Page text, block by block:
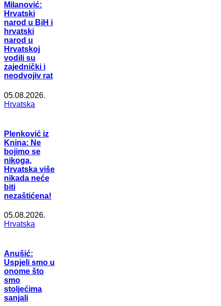
Milanović:
Hrvatski
narod u BiH i
hrvatski
narod u
Hrvatskoj
vodili su
zajednički i
neodvojiv rat
05.08.2026.
Hrvatska
Plenković iz
Knina: Ne
bojimo se
nikoga,
Hrvatska više
nikada neće
biti
nezaštićena!
05.08.2026.
Hrvatska
Anušić:
Uspjeli smo u
onome što
smo
stoljećima
sanjali